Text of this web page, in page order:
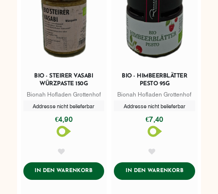
BIO - STEIRER VASABI
WÜRZPASTE 150G
Bionah Hofladen Grottenhof
Addresse nicht belieferbar
€4,90
IN DEN WARENKORBADDTOCART
BIO - HIMBEERBLÄTTER
PESTO 95G
Bionah Hofladen Grottenhof
Addresse nicht belieferbar
€7,40
IN DEN WARENKORBADDTOCART